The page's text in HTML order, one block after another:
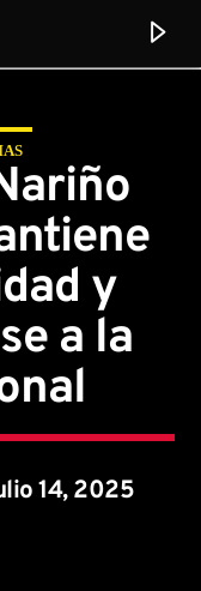
y
a la
14, 2025